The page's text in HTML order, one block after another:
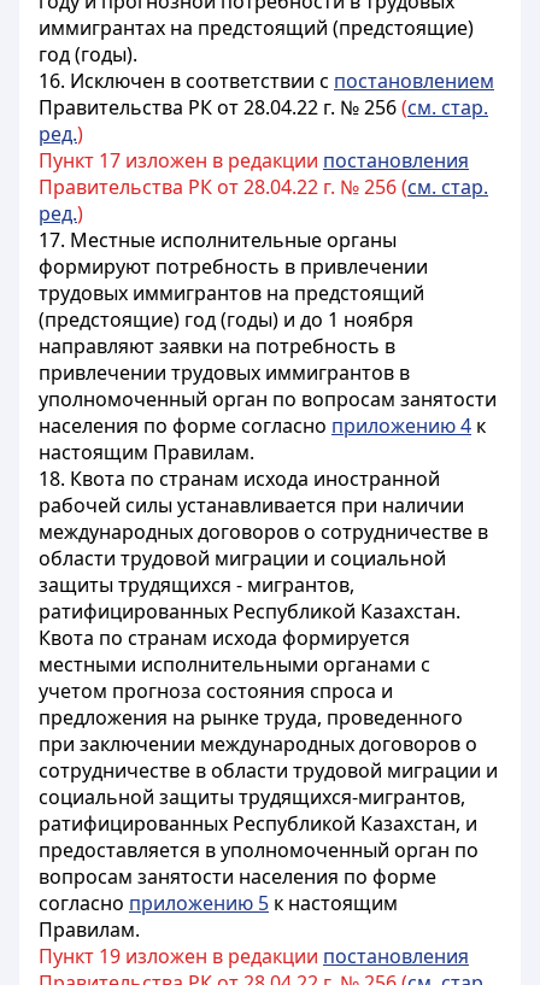
иммигрантах на предстоящий (предстоящие)
год (годы).
16. Исключен в соответствии с постановлением
Правительства РК от 28.04.22 г. № 256(см. стар.
ред.)
Пункт 17 изложен в редакции постановления
Правительства РК от 28.04.22 г. № 256 (см. стар.
ред.)
17. Местные исполнительные органы
формируют потребность в привлечении
трудовых иммигрантов на предстоящий
(предстоящие) год (годы) и до 1 ноября
направляют заявки на потребность в
привлечении трудовых иммигрантов в
уполномоченный орган по вопросам занятости
населения по форме согласно приложению 4 к
настоящим Правилам.
18. Квота по странам исхода иностранной
рабочей силы устанавливается при наличии
международных договоров о сотрудничестве в
области трудовой миграции и социальной
защиты трудящихся - мигрантов,
ратифицированных Республикой Казахстан.
Квота по странам исхода формируется
местными исполнительными органами с
учетом прогноза состояния спроса и
предложения на рынке труда, проведенного
при заключении международных договоров о
сотрудничестве в области трудовой миграции и
социальной защиты трудящихся-мигрантов,
ратифицированных Республикой Казахстан, и
предоставляется в уполномоченный орган по
вопросам занятости населения по форме
согласно приложению 5 к настоящим
Правилам.
Пункт 19 изложен в редакции постановления